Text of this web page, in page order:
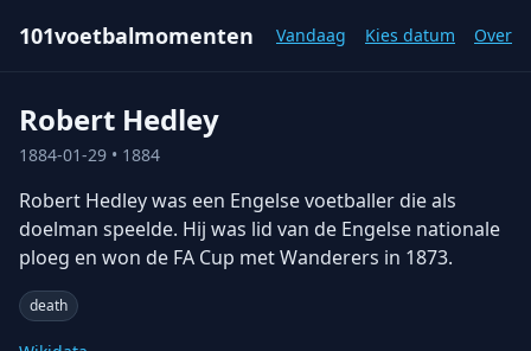
101voetbalmomenten Vandaag Kies datum Over
Robert Hedley
1884-01-29 • 1884
Robert Hedley was een Engelse voetballer die als
doelman speelde. Hij was lid van de Engelse nationale
ploeg en won de FA Cup met Wanderers in 1873.
death